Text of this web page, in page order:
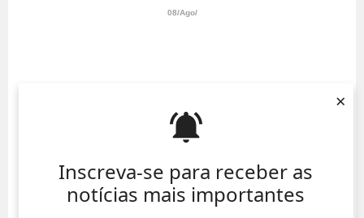
Inscreva-se para receber as
notícias mais importantes
×
08/Ago/